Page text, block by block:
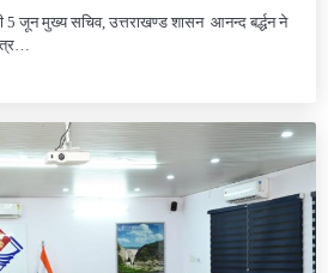
जून मुख्य सचिव, उत्तराखण्ड शासन आनन्द बर्द्धन ने